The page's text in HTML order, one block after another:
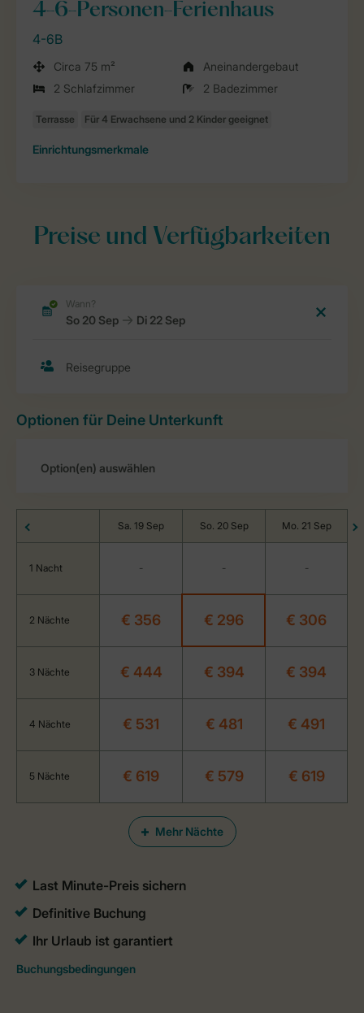
4-6-Personen-Ferienhaus
4-6B
Circa 75 m²
Aneinandergebaut
2 Schlafzimmer
2 Badezimmer
Einrichtungsmerkmale
Preise und Verfügbarkeiten
Optionen für Deine Unterkunft
Mehr Nächte
Sa. 19 Sep So. 20 Sep Mo. 21 Sep
1 Nacht - - -
2 Nächte € 356 € 296 € 306
3 Nächte € 444 € 394 € 394
4 Nächte € 531 € 481 € 491
5 Nächte € 619 € 579 € 619